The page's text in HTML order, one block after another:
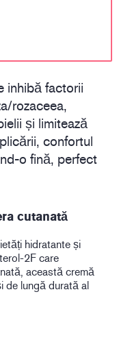
inhibă factorii
rozaceea,
și limitează
confortul
o fină, perfect
cutanată
hidratante și
2F care
această cremă
de lungă durată al